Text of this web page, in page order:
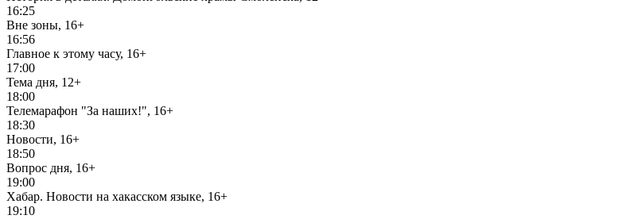
16:25
Вне зоны, 16+
16:56
Главное к этому часу, 16+
17:00
Тема дня, 12+
18:00
Телемарафон "За наших!", 16+
18:30
Новости, 16+
18:50
Вопрос дня, 16+
19:00
Хабар. Новости на хакасском языке, 16+
19:10